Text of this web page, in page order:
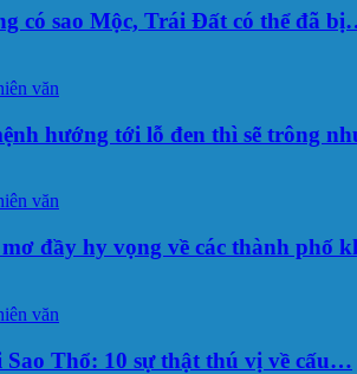
có sao Mộc, Trái Đất có thể đã
văn
hướng tới lỗ đen thì sẽ trông
văn
đầy hy vọng về các thành phố
văn
Sao Thổ: 10 sự thật thú vị về cấu…